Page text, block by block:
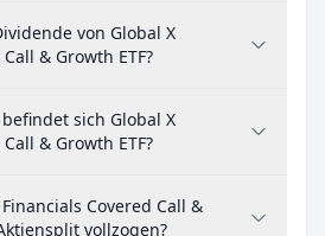
von Global X
& Growth ETF?
sich Global X
& Growth ETF?
Covered Call &
vollzogen?